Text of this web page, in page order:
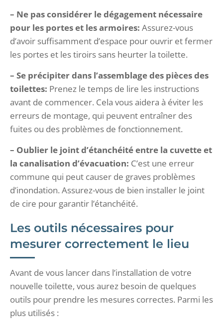
– Ne pas considérer le dégagement nécessaire
pour les portes et les armoires: Assurez-vous
d’avoir suffisamment d’espace pour ouvrir et fermer
les portes et les tiroirs sans heurter la toilette.
– Se précipiter dans l’assemblage des pièces des
toilettes: Prenez le temps de lire les instructions
avant de commencer. Cela vous aidera à éviter les
erreurs de montage, qui peuvent entraîner des
fuites ou des problèmes de fonctionnement.
– Oublier le joint d’étanchéité entre la cuvette et
la canalisation d’évacuation: C’est une erreur
commune qui peut causer de graves problèmes
d’inondation. Assurez-vous de bien installer le joint
de cire pour garantir l’étanchéité.
Les outils nécessaires pour
mesurer correctement le lieu
Avant de vous lancer dans l’installation de votre
nouvelle toilette, vous aurez besoin de quelques
outils pour prendre les mesures correctes. Parmi les
plus utilisés :